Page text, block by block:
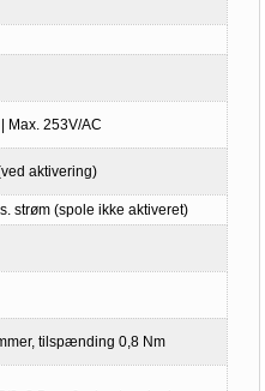
Max. 253V/AC
aktivering)
strøm (spole ikke aktiveret)
tilspænding 0,8 Nm